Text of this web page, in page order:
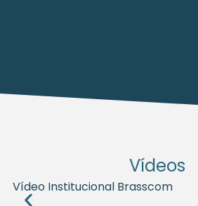
Vídeos
Vídeo Institucional Brasscom